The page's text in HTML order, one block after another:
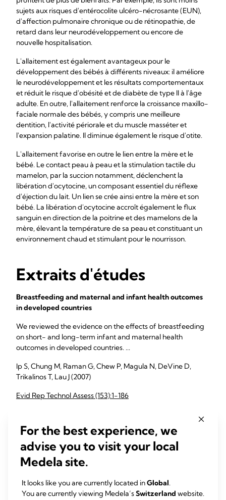
sujets aux risques d'entérocolite ulcéro-nécrosante (EUN),
d'affection pulmonaire chronique ou de rétinopathie, de
retard dans leur neurodéveloppement ou encore de
nouvelle hospitalisation.
L'allaitement est également avantageux pour le
développement des bébés à différents niveaux: il améliore
le neurodéveloppement et les résultats comportementaux
et réduit le risque d'obésité et de diabète de type II à l'âge
adulte. En outre, l'allaitement renforce la croissance maxillo-
faciale normale des bébés, y compris une meilleure
dentition, l'activité périorale et du muscle masséter et
l'expansion palatine. Il diminue également le risque d'otite.
L'allaitement favorise en outre le lien entre la mère et le
bébé. Le contact peau à peau et la stimulation tactile du
mamelon, par la succion notamment, déclenchent la
libération d'ocytocine, un composant essentiel du réflexe
d'éjection du lait. Un lien se crée ainsi entre la mère et son
bébé. La libération d'ocytocine accroît également le flux
sanguin en direction de la poitrine et des mamelons de la
mère, élevant la température de sa peau et constituant un
environnement chaud et stimulant pour le nourrisson.
Extraits d'études
Breastfeeding and maternal and infant health outcomes
in developed countries
We reviewed the evidence on the effects of breastfeeding
on short- and long-term infant and maternal health
outcomes in developed countries. ...
Ip S, Chung M, Raman G, Chew P, Magula N, DeVine D,
Trikalinos T, Lau J (2007)
Evid Rep Technol Assess (153):1-186
An exclusively human milk-based diet is associated with a
lower rate of necrotizing enterocolitis than a diet of
human milk and bovine milk-based products
milk-based diet compared with a diet of both human milk
and bovine milk-based products in extremely ...
For the best experience, we
advise you to visit your local
Medela site.
It looks like you are currently located inGlobal.
You are currently viewing Medela’sSwitzerland website.